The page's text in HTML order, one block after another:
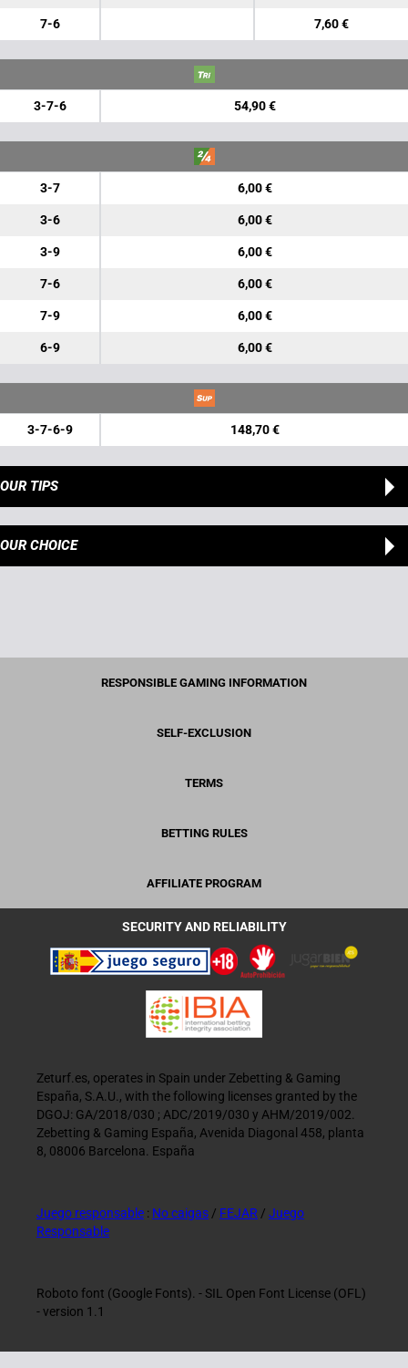
7-6 7,60 €
3-7-6 54,90 €
3-7 6,00 €
3-6 6,00 €
3-9 6,00 €
7-6 6,00 €
7-9 6,00 €
6-9 6,00 €
3-7-6-9 148,70 €
OUR TIPS
OUR CHOICE
RESPONSIBLE GAMING INFORMATION
SELF-EXCLUSION
TERMS
BETTING RULES
AFFILIATE PROGRAM
SECURITY AND RELIABILITY
Zeturf.es, operates in Spain under Zebetting & Gaming
España, S.A.U., with the following licenses granted by the
DGOJ: GA/2018/030 ; ADC/2019/030 y AHM/2019/002.
Zebetting & Gaming España, Avenida Diagonal 458, planta
8, 08006 Barcelona. España
Juego responsable : No caigas / FEJAR / Juego
Responsable
Roboto font (Google Fonts). - SIL Open Font License (OFL)
- version 1.1